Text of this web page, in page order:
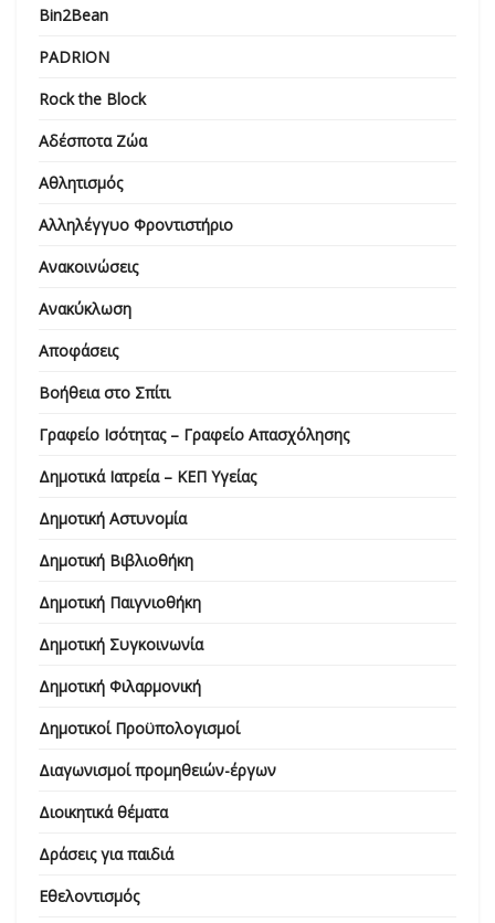
Bin2Bean
PADRION
Rock the Block
Αδέσποτα Ζώα
Αθλητισμός
Αλληλέγγυο Φροντιστήριο
Ανακοινώσεις
Ανακύκλωση
Αποφάσεις
Βοήθεια στο Σπίτι
Γραφείο Ισότητας – Γραφείο Απασχόλησης
Δημοτικά Ιατρεία – ΚΕΠ Υγείας
Δημοτική Αστυνομία
Δημοτική Βιβλιοθήκη
Δημοτική Παιγνιοθήκη
Δημοτική Συγκοινωνία
Δημοτική Φιλαρμονική
Δημοτικοί Προϋπολογισμοί
Διαγωνισμοί προμηθειών-έργων
Διοικητικά θέματα
Δράσεις για παιδιά
Εθελοντισμός